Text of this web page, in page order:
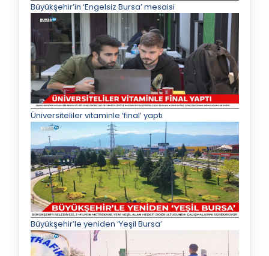
Büyükşehir’in ‘Engelsiz Bursa’ mesaisi
Üniversiteliler vitaminle ‘final’ yaptı
Büyükşehir’le yeniden ‘Yeşil Bursa’